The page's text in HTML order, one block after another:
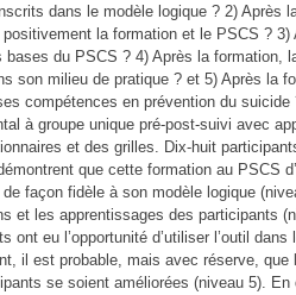
dans le modèle logique ? 2) Après
positivement la formation et le PSCS ?
bases du PSCS ? 4) Après la formation,
son milieu de pratique ? et 5) Après la
compétences en prévention du
à groupe unique pré-post-suivi avec
et des grilles. Dix-huit
que cette formation au PSCS
façon fidèle à son modèle logique
et les apprentissages des participants
ont eu l’opportunité d’utiliser l’outil
il est probable, mais avec réserve,
se soient améliorées (niveau 5).